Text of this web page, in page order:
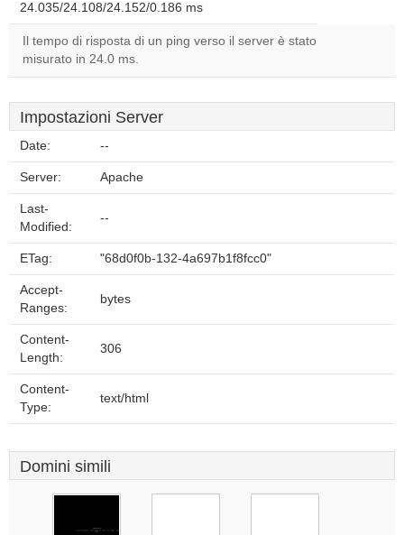
24.035/24.108/24.152/0.186 ms
Il tempo di risposta di un ping verso il server è stato
misurato in 24.0 ms.
Impostazioni Server
Date: --
Server: Apache
Last-
Modified:
--
ETag: "68d0f0b-132-4a697b1f8fcc0"
Accept-
Ranges:
bytes
Content-
Length:
306
Content-
Type:
text/html
Domini simili